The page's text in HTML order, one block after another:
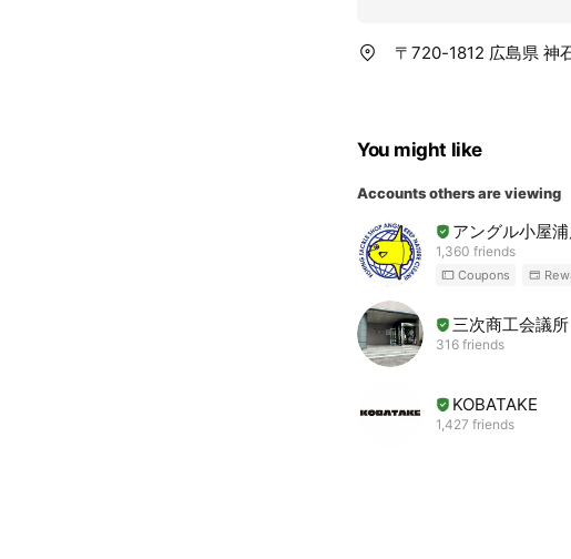
〒720-1812 広島県 神
You might like
Accounts others are viewing
アングル小屋
1,360 friends
Coupons
三次商工会議所
316 friends
KOBATAKE
1,427 friends